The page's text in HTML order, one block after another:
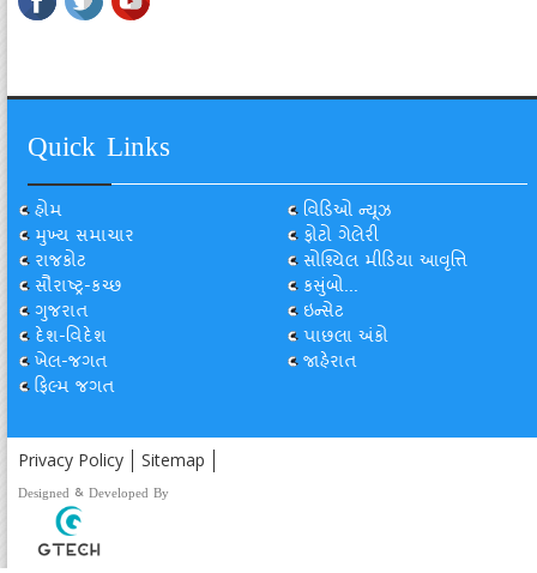
Quick Links
હોમ
મુખ્ય સમાચાર
રાજકોટ
સૌરાષ્ટ્ર-કચ્છ
ગુજરાત
દેશ-વિદેશ
ખેલ-જગત
ફિલ્મ જગત
વિડિઓ ન્યૂઝ
ફોટો ગેલેરી
સોશ્યિલ મીડિયા આવૃત્તિ
કસુંબો...
ઇન્સેટ
પાછલા અંકો
જાહેરાત
Privacy Policy Sitemap
Designed & Developed By